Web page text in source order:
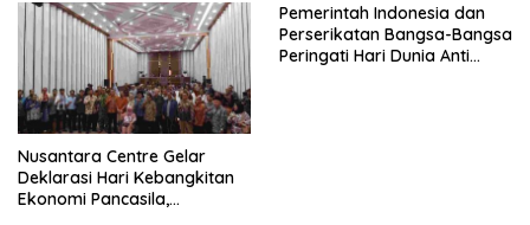
Nusantara Centre Gelar
Deklarasi Hari Kebangkitan
Ekonomi Pancasila,
Pemerintah Indonesia dan
Perserikatan Bangsa-Bangsa
Peringati Hari Dunia Anti